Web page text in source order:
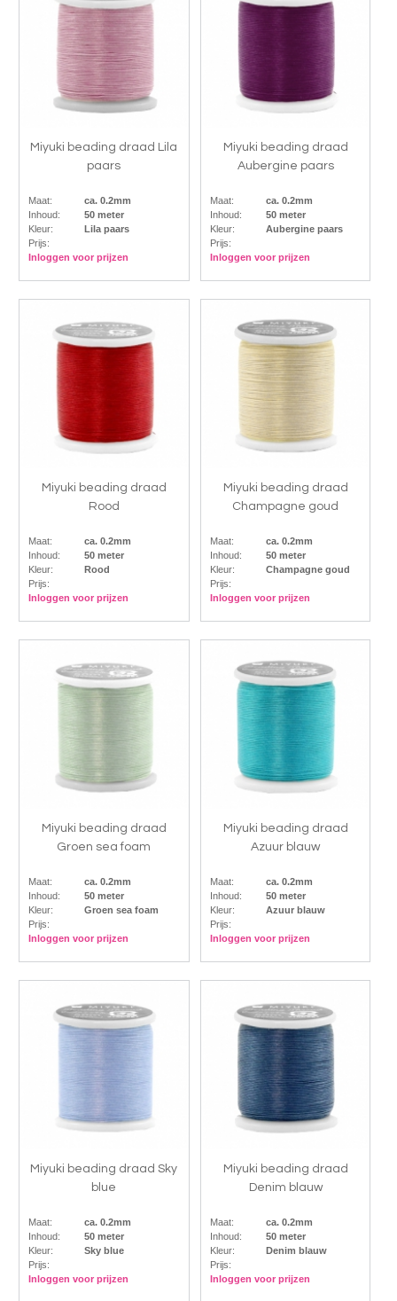
Miyuki beading draad Lila
paars
Maat:
ca. 0.2mm
Inhoud:
50 meter
Kleur:
Lila paars
Prijs:
Inloggen voor prijzen
Miyuki beading draad
Aubergine paars
Maat:
ca. 0.2mm
Inhoud:
50 meter
Kleur:
Aubergine paars
Prijs:
Inloggen voor prijzen
Miyuki beading draad
Rood
Maat:
ca. 0.2mm
Inhoud:
50 meter
Kleur:
Rood
Prijs:
Inloggen voor prijzen
Miyuki beading draad
Champagne goud
Maat:
ca. 0.2mm
Inhoud:
50 meter
Kleur:
Champagne goud
Prijs:
Inloggen voor prijzen
Miyuki beading draad
Groen sea foam
Maat:
ca. 0.2mm
Inhoud:
50 meter
Kleur:
Groen sea foam
Prijs:
Inloggen voor prijzen
Miyuki beading draad
Azuur blauw
Maat:
ca. 0.2mm
Inhoud:
50 meter
Kleur:
Azuur blauw
Prijs:
Inloggen voor prijzen
Miyuki beading draad Sky
blue
Maat:
ca. 0.2mm
Inhoud:
50 meter
Kleur:
Sky blue
Prijs:
Inloggen voor prijzen
Miyuki beading draad
Denim blauw
Maat:
ca. 0.2mm
Inhoud:
50 meter
Kleur:
Denim blauw
Prijs:
Inloggen voor prijzen